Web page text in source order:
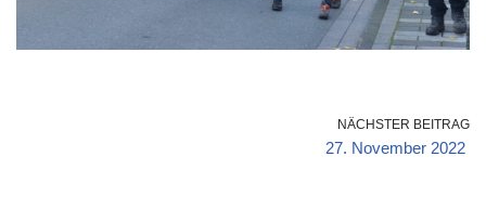
NÄCHSTER BEITRAG
27. November 2022